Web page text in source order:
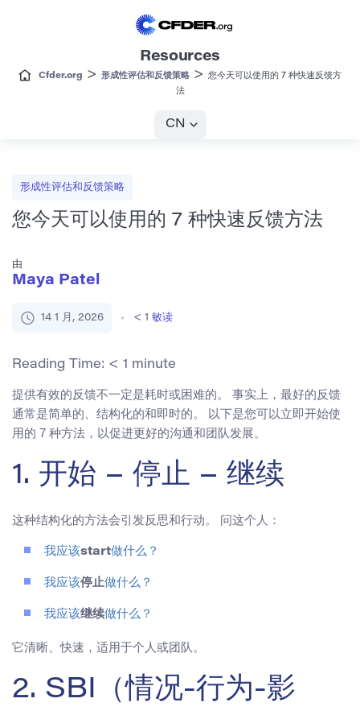
Resources
Cfder.org > 形成性评估和反馈策略 >
您今天可以使用的 7 种快速反馈方
法
CN
形成性评估和反馈策略
您今天可以使用的 7 种快速反馈方法
由
Maya Patel
14 1 月, 2026 < 1 敏读
Reading Time: < 1 minute
提供有效的反馈不一定是耗时或困难的。 事实上，最好的反馈
通常是简单的、结构化的和即时的。 以下是您可以立即开始使
用的 7 种方法，以促进更好的沟通和团队发展。
1. 开始 – 停止 – 继续
这种结构化的方法会引发反思和行动。 问这个人：
我应该start做什么？
我应该停止做什么？
我应该继续做什么？
它清晰、快速，适用于个人或团队。
2. SBI（情况-行为-影